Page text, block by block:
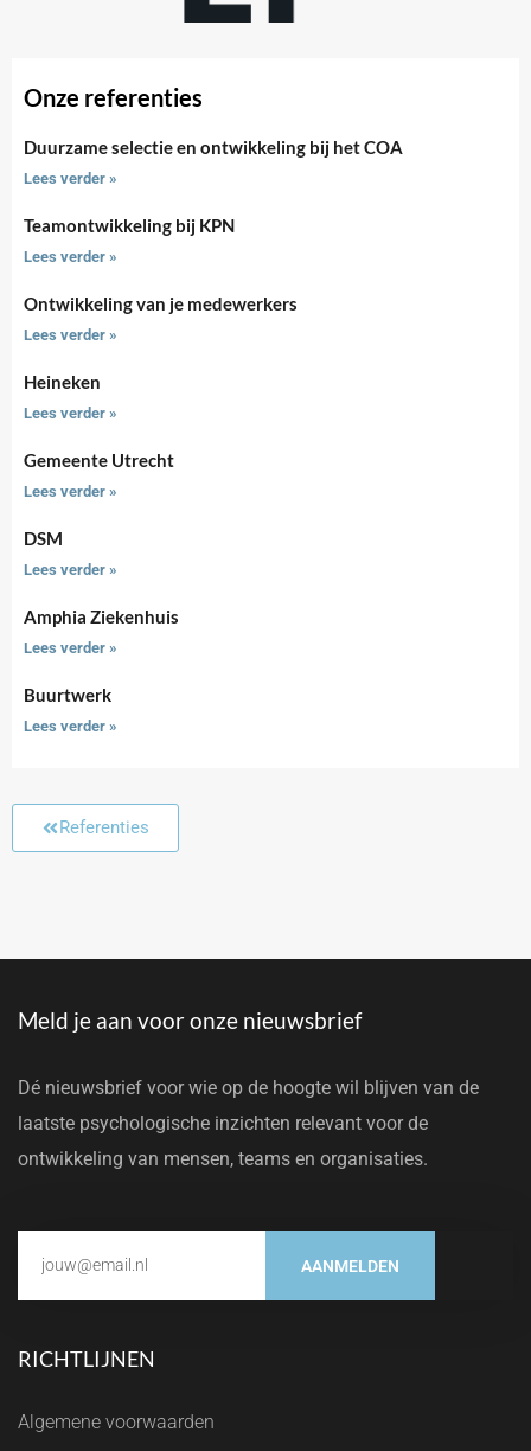
Onze referenties
Duurzame selectie en ontwikkeling bij het COA
Lees verder »
Teamontwikkeling bij KPN
Lees verder »
Ontwikkeling van je medewerkers
Lees verder »
Heineken
Lees verder »
Gemeente Utrecht
Lees verder »
DSM
Lees verder »
Amphia Ziekenhuis
Lees verder »
Buurtwerk
Lees verder »
Referenties
Meld je aan voor onze nieuwsbrief
Dé nieuwsbrief voor wie op de hoogte wil blijven van de
laatste psychologische inzichten relevant voor de
ontwikkeling van mensen, teams en organisaties.
AANMELDEN
RICHTLIJNEN
Algemene voorwaarden